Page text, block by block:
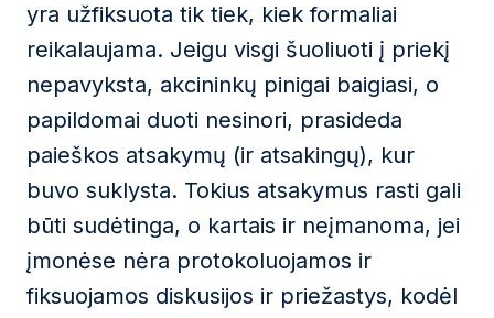
yra užfiksuota tik tiek, kiek formaliai
reikalaujama. Jeigu visgi šuoliuoti į priekį
nepavyksta, akcininkų pinigai baigiasi, o
papildomai duoti nesinori, prasideda
paieškos atsakymų (ir atsakingų), kur
buvo suklysta. Tokius atsakymus rasti gali
būti sudėtinga, o kartais ir neįmanoma, jei
įmonėse nėra protokoluojamos ir
fiksuojamos diskusijos ir priežastys, kodėl